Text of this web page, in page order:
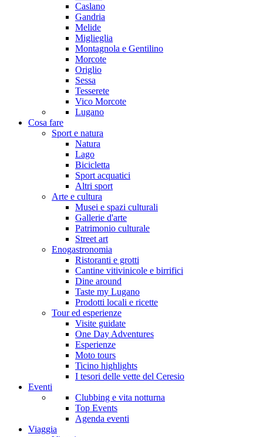
Caslano
Gandria
Melide
Miglieglia
Montagnola e Gentilino
Morcote
Origlio
Sessa
Tesserete
Vico Morcote
Lugano
Cosa fare
Sport e natura
Natura
Lago
Bicicletta
Sport acquatici
Altri sport
Arte e cultura
Musei e spazi culturali
Gallerie d'arte
Patrimonio culturale
Street art
Enogastronomia
Ristoranti e grotti
Cantine vitivinicole e birrifici
Dine around
Taste my Lugano
Prodotti locali e ricette
Tour ed esperienze
Visite guidate
One Day Adventures
Esperienze
Moto tours
Ticino highlights
I tesori delle vette del Ceresio
Eventi
Clubbing e vita notturna
Top Events
Agenda eventi
Viaggia